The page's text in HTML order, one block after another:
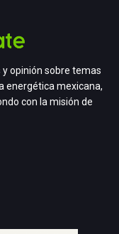
y opinión sobre temas
energética mexicana,
con la misión de